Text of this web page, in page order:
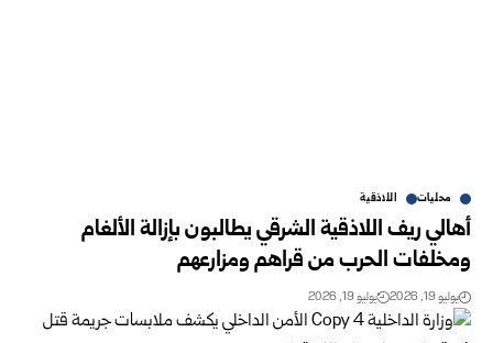
محليات اللاذقية
أهالي ريف اللاذقية الشرقي يطالبون بإزالة الألغام
‏ومخلفات الحرب من قراهم ومزارعهم ‏
يوليو 19, 2026 يوليو 19, 2026